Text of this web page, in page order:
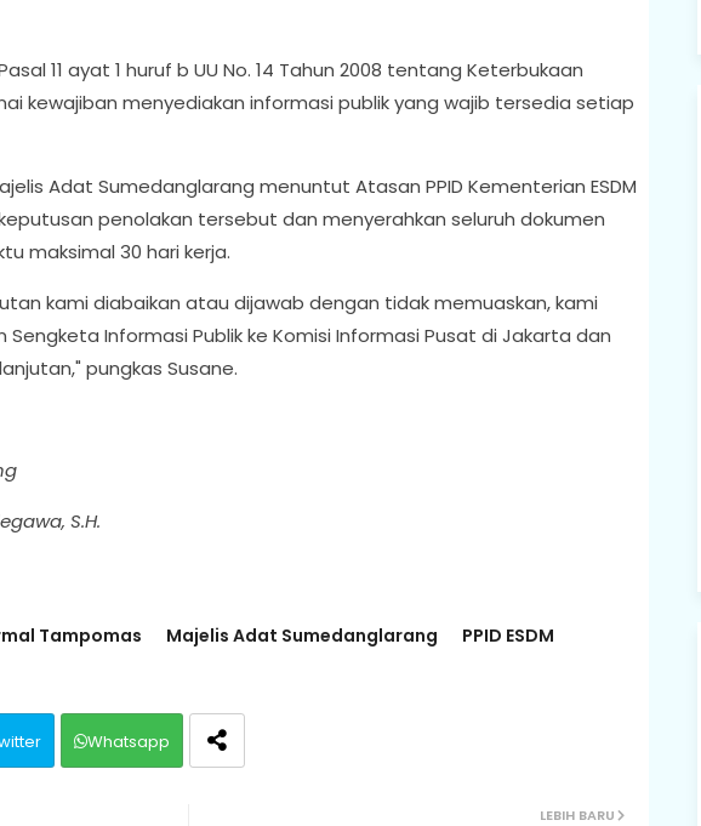
11 ayat 1 huruf b UU No. 14 Tahun 2008 tentang Keterbukaan
kewajiban menyediakan informasi publik yang wajib tersedia setiap
Adat Sumedanglarang menuntut Atasan PPID Kementerian ESDM
penolakan tersebut dan menyerahkan seluruh dokumen
maksimal 30 hari kerja.
kami diabaikan atau dijawab dengan tidak memuaskan, kami
Informasi Publik ke Komisi Informasi Pusat di Jakarta dan
pungkas Susane.
S.H.
Tampomas Majelis Adat Sumedanglarang
PPID ESDM
Whatsapp
LEBIH BARU